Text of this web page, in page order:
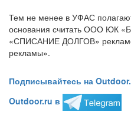
Тем не менее в УФАС
основания считать ООО ЮК
«СПИСАНИЕ ДОЛГОВ»
рекламы».
Подписывайтесь на
Outdoor.ru в